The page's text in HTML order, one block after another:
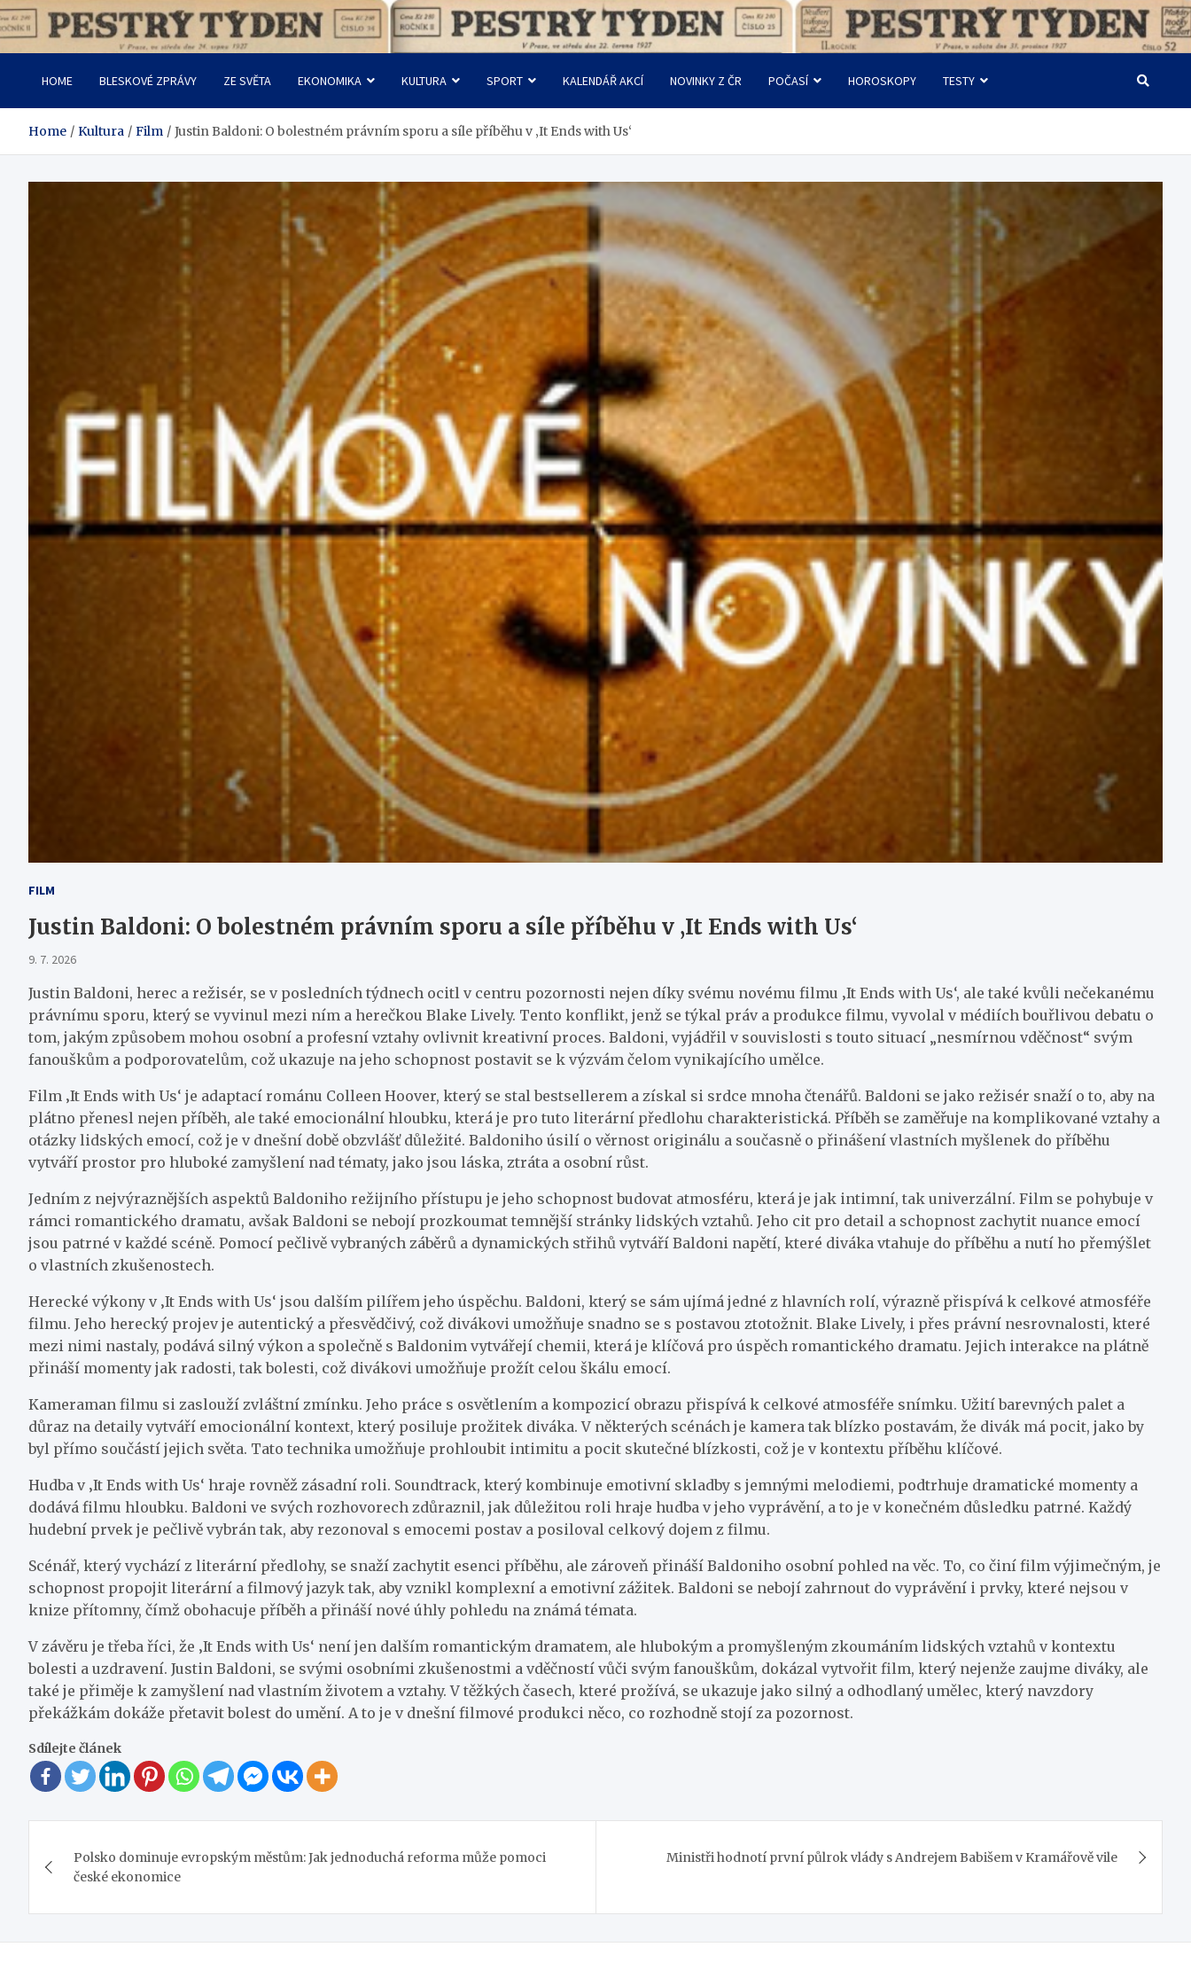
Skip
to
Pestrý Týden
HOME BLESKOVÉ ZPRÁVY ZE SVĚTA EKONOMIKA KULTURA SPORT KALENDÁŘ AKCÍ NOVINKY Z ČR POČASÍ HOROSKOPY TESTY
Home Kultura Film Justin Baldoni: O bolestném právním sporu a síle příběhu v ‚It Ends with Us‘
FILM
Justin Baldoni: O bolestném právním sporu a síle příběhu v ‚It Ends with Us‘
9. 7. 2026
Justin Baldoni, herec a režisér, se v posledních týdnech ocitl v centru pozornosti nejen díky svému novému filmu ‚It Ends with Us‘, ale také kvůli nečekanému
právnímu sporu, který se vyvinul mezi ním a herečkou Blake Lively. Tento konflikt, jenž se týkal práv a produkce filmu, vyvolal v médiích bouřlivou debatu o
tom, jakým způsobem mohou osobní a profesní vztahy ovlivnit kreativní proces. Baldoni, vyjádřil v souvislosti s touto situací „nesmírnou vděčnost“ svým
fanouškům a podporovatelům, což ukazuje na jeho schopnost postavit se k výzvám čelom vynikajícího umělce.
Film ‚It Ends with Us‘ je adaptací románu Colleen Hoover, který se stal bestsellerem a získal si srdce mnoha čtenářů. Baldoni se jako režisér snaží o to, aby na
plátno přenesl nejen příběh, ale také emocionální hloubku, která je pro tuto literární předlohu charakteristická. Příběh se zaměřuje na komplikované vztahy a
otázky lidských emocí, což je v dnešní době obzvlášť důležité. Baldoniho úsilí o věrnost originálu a současně o přinášení vlastních myšlenek do příběhu
vytváří prostor pro hluboké zamyšlení nad tématy, jako jsou láska, ztráta a osobní růst.
Jedním z nejvýraznějších aspektů Baldoniho režijního přístupu je jeho schopnost budovat atmosféru, která je jak intimní, tak univerzální. Film se pohybuje v
rámci romantického dramatu, avšak Baldoni se nebojí prozkoumat temnější stránky lidských vztahů. Jeho cit pro detail a schopnost zachytit nuance emocí
jsou patrné v každé scéně. Pomocí pečlivě vybraných záběrů a dynamických střihů vytváří Baldoni napětí, které diváka vtahuje do příběhu a nutí ho přemýšlet
o vlastních zkušenostech.
Herecké výkony v ‚It Ends with Us‘ jsou dalším pilířem jeho úspěchu. Baldoni, který se sám ujímá jedné z hlavních rolí, výrazně přispívá k celkové atmosféře
filmu. Jeho herecký projev je autentický a přesvědčivý, což divákovi umožňuje snadno se s postavou ztotožnit. Blake Lively, i přes právní nesrovnalosti, které
mezi nimi nastaly, podává silný výkon a společně s Baldonim vytvářejí chemii, která je klíčová pro úspěch romantického dramatu. Jejich interakce na plátně
přináší momenty jak radosti, tak bolesti, což divákovi umožňuje prožít celou škálu emocí.
Kameraman filmu si zaslouží zvláštní zmínku. Jeho práce s osvětlením a kompozicí obrazu přispívá k celkové atmosféře snímku. Užití barevných palet a
důraz na detaily vytváří emocionální kontext, který posiluje prožitek diváka. V některých scénách je kamera tak blízko postavám, že divák má pocit, jako by
byl přímo součástí jejich světa. Tato technika umožňuje prohloubit intimitu a pocit skutečné blízkosti, což je v kontextu příběhu klíčové.
Hudba v ‚It Ends with Us‘ hraje rovněž zásadní roli. Soundtrack, který kombinuje emotivní skladby s jemnými melodiemi, podtrhuje dramatické momenty a
dodává filmu hloubku. Baldoni ve svých rozhovorech zdůraznil, jak důležitou roli hraje hudba v jeho vyprávění, a to je v konečném důsledku patrné. Každý
hudební prvek je pečlivě vybrán tak, aby rezonoval s emocemi postav a posiloval celkový dojem z filmu.
Scénář, který vychází z literární předlohy, se snaží zachytit esenci příběhu, ale zároveň přináší Baldoniho osobní pohled na věc. To, co činí film výjimečným, je
schopnost propojit literární a filmový jazyk tak, aby vznikl komplexní a emotivní zážitek. Baldoni se nebojí zahrnout do vyprávění i prvky, které nejsou v
knize přítomny, čímž obohacuje příběh a přináší nové úhly pohledu na známá témata.
V závěru je třeba říci, že ‚It Ends with Us‘ není jen dalším romantickým dramatem, ale hlubokým a promyšleným zkoumáním lidských vztahů v kontextu
bolesti a uzdravení. Justin Baldoni, se svými osobními zkušenostmi a vděčností vůči svým fanouškům, dokázal vytvořit film, který nejenže zaujme diváky, ale
také je přiměje k zamyšlení nad vlastním životem a vztahy. V těžkých časech, které prožívá, se ukazuje jako silný a odhodlaný umělec, který navzdory
překážkám dokáže přetavit bolest do umění. A to je v dnešní filmové produkci něco, co rozhodně stojí za pozornost.
Sdílejte článek
pro
příspěvek
Polsko dominuje evropským městům: Jak jednoduchá reforma může pomoci
české ekonomice
Ministři hodnotí první půlrok vlády s Andrejem Babišem v Kramářově vile